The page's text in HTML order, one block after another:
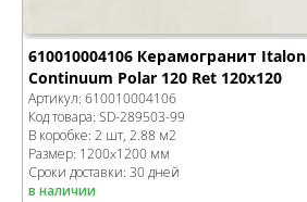
610010004106 Керамогранит Italon
Continuum Polar 120 Ret 120x120
Артикул: 610010004106
Код товара: SD-289503-99
В коробке: 2 шт, 2.88 м2
Размер: 1200x1200 мм
Сроки доставки: 30 дней
в наличии